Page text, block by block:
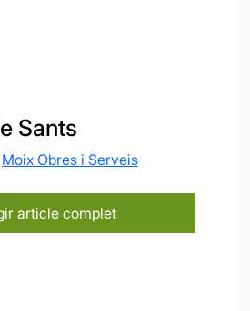
Sants
Moix Obres i Serveis
article complet